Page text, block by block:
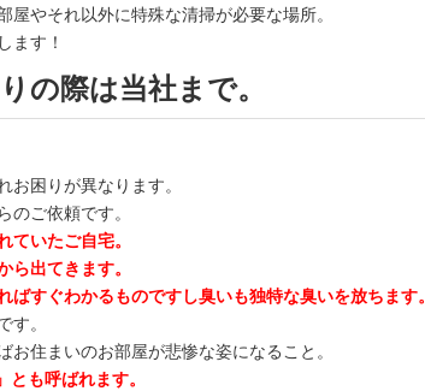
屋やそれ以外に特殊な清掃が必要な場所。
ます！
の際は当社まで。
お困りが異なります。
のご依頼です。
いたご自宅。
出てきます。
ばすぐわかるものですし臭いも独特な臭いを放ちます。
。
お住まいのお部屋が悲惨な姿になること。
も呼ばれます。